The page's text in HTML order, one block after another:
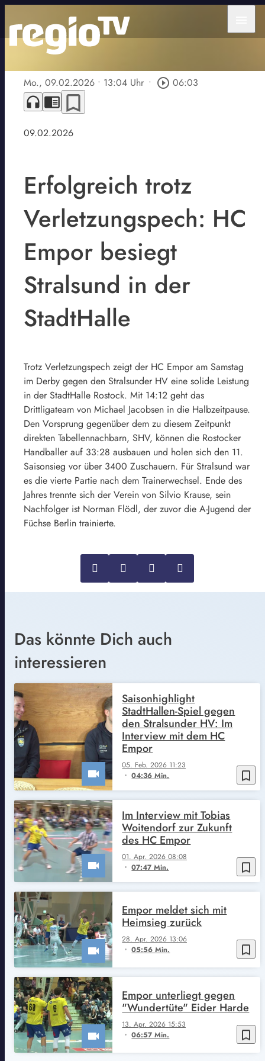
Mo., 09.02.2026 • 13:04 Uhr • play_circle_outline 06:03
headphones chrome_reader_mode bookmark_border
09.02.2026
Erfolgreich trotz
Verletzungspech: HC
Empor besiegt
Stralsund in der
StadtHalle
Trotz Verletzungspech zeigt der HC Empor am Samstag
im Derby gegen den Stralsunder HV eine solide Leistung
in der StadtHalle Rostock. Mit 14:12 geht das
Drittligateam von Michael Jacobsen in die Halbzeitpause.
Den Vorsprung gegenüber dem zu diesem Zeitpunkt
direkten Tabellennachbarn, SHV, können die Rostocker
Handballer auf 33:28 ausbauen und holen sich den 11.
Saisonsieg vor über 3400 Zuschauern. Für Stralsund war
es die vierte Partie nach dem Trainerwechsel. Ende des
Jahres trennte sich der Verein von Silvio Krause, sein
Nachfolger ist Norman Flödl, der zuvor die A-Jugend der
Füchse Berlin trainierte.
Das könnte Dich auch
interessieren
bookmark_border
05. Feb. 2026 11:23
04:36 Min.
Saisonhighlight
StadtHallen-Spiel gegen
den Stralsunder HV: Im
Interview mit dem HC
Empor
bookmark_border
01. Apr. 2026 08:08
07:47 Min.
Im Interview mit Tobias
Woitendorf zur Zukunft
des HC Empor
bookmark_border
28. Apr. 2026 13:06
05:56 Min.
Empor meldet sich mit
Heimsieg zurück
bookmark_border
13. Apr. 2026 15:53
06:57 Min.
Empor unterliegt gegen
"Wundertüte" Eider Harde